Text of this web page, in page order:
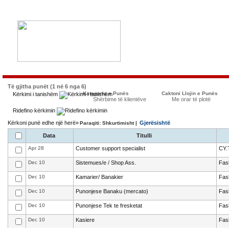
Të gjitha punët (1 në 6 nga 6)
Kërkimi i tanishëm
Kategoria e Punës
Shërbime të klientëve
Caktoni Llojin e Punës
Me orar të plotë
Ridefino kërkimin
Kërkoni punë edhe një herë»Paraqiti: Shkurtimisht | Gjerësishtë
Data Titulli
Apr 28 Customer support specialist
Dec 10 Sistemues/e / Shop Ass.
Dec 10 Kamarier/ Banakier
Dec 10 Punonjese Banaku (mercato)
Dec 10 Punonjese Tek te fresketat
Dec 10 Kasiere